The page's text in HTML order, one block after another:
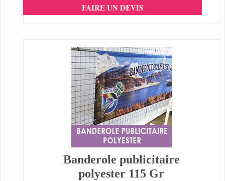
FAIRE UN DEVIS
Banderole publicitaire
polyester 115 Gr